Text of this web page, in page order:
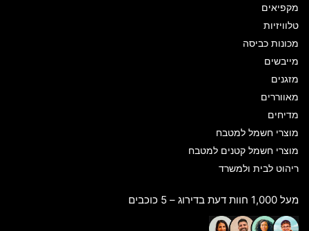
מקפיאים
טלוויזיות
מכונות כביסה
מייבשים
מזגנים
מאווררים
מדיחים
מוצרי חשמל למטבח
מוצרי חשמל קטנים למטבח
ריהוט לבית ולמשרד
מעל 1,000 חוות דעת בדירוג – 5 כוכבים